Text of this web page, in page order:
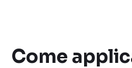
Come